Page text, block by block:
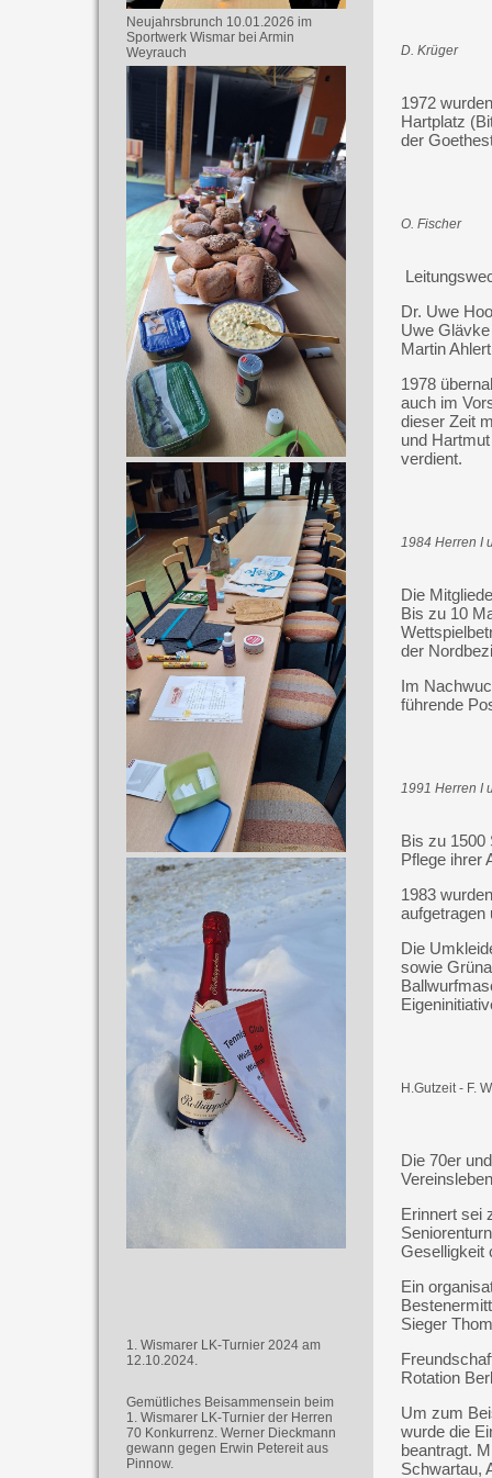
Neujahrsbrunch 10.01.2026 im
Sportwerk Wismar bei Armin
Weyrauch
1. Wismarer LK-Turnier 2024 am
12.10.2024.
Gemütliches Beisammensein beim
1. Wismarer LK-Turnier der Herren
70 Konkurrenz. Werner Dieckmann
gewann gegen Erwin Petereit aus
Pinnow.
D. Krüger
1972
Hartplatz
der
O. Fischer
Dr. Uwe
Uwe
Martin
1978
auch im
dieser Zeit
und
verdient.
1984 Herren I
Die
Bis zu 10
der
Im
führende
1991 Herren I
Bis zu 1500
Pflege ihrer
1983
aufgetragen
Die
sowie
H.Gutzeit - F.
Die 70er
Erinnert sei
Geselligkeit
Ein
Sieger
Rotation
Um zum
wurde die
beantragt.
Schwartau,